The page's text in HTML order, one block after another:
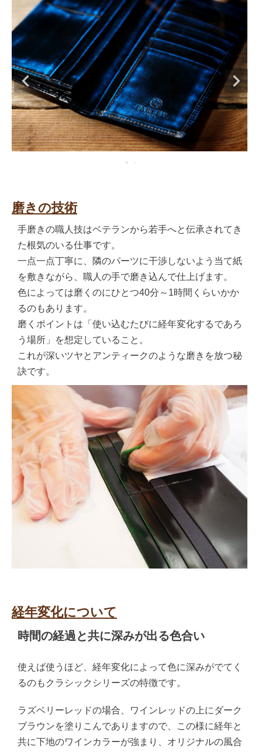
磨きの技術
手磨きの職人技はベテランから若手へと伝承されてき
た根気のいる仕事です。
一点一点丁寧に、隣のパーツに干渉しないよう当て紙
を敷きながら、職人の手で磨き込んで仕上げます。
色によっては磨くのにひとつ40分～1時間くらいかか
るのもあります。
磨くポイントは「使い込むたびに経年変化するであろ
う場所」を想定していること。
これが深いツヤとアンティークのような磨きを放つ秘
訣です。
経年変化について
時間の経過と共に深みが出る色合い
使えば使うほど、経年変化によって色に深みがでてく
るのもクラシックシリーズの特徴です。
ラズベリーレッドの場合、ワインレッドの上にダーク
ブラウンを塗りこんでありますので、この様に経年と
共に下地のワインカラーが強まり、オリジナルの風合